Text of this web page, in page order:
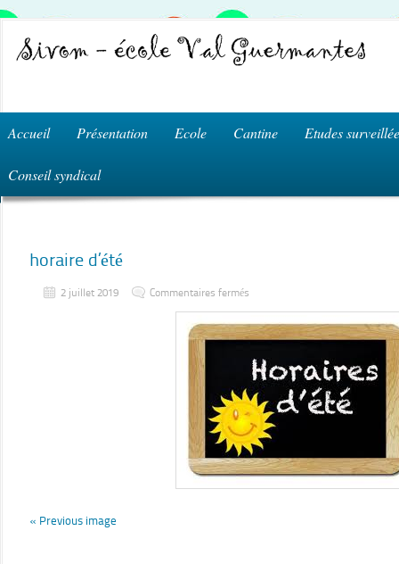
Accueil Présentation Ecole Cantine Etudes
Conseil syndical
horaire d’été
2 juillet 2019 Commentaires fermés
d’été
« Previous image